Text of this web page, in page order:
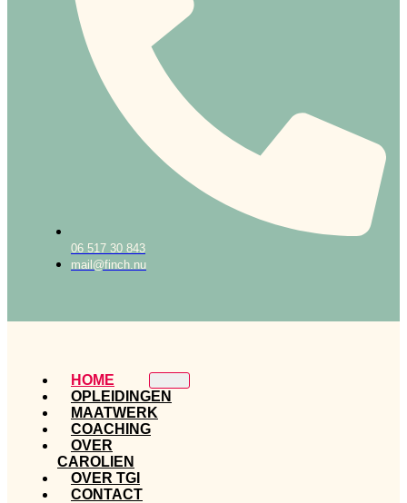
06 517 30 843
mail@finch.nu
HOME
OPLEIDINGEN
MAATWERK
COACHING
OVER
CAROLIEN
OVER TGI
CONTACT